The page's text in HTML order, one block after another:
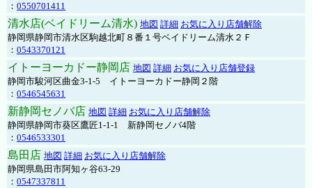
： 0550701411
清水店(ベイドリーム清水) 地図 詳細 お気に入り店舗解除
静岡県静岡市清水区駒越北町８番１号ベイドリーム清水２Ｆ
： 0543370121
イトーヨーカドー静岡店 地図 詳細 お気に入り店舗登録
静岡市駿河区曲金3-1-5 イトーヨーカドー静岡２階
： 0546545631
新静岡セノバ店 地図 詳細 お気に入り店舗解除
静岡県静岡市葵区鷹匠1-1-1 新静岡セノバ4階
： 0546533301
島田店 地図 詳細 お気に入り店舗解除
静岡県島田市阿知ヶ谷63-29
： 0547337811